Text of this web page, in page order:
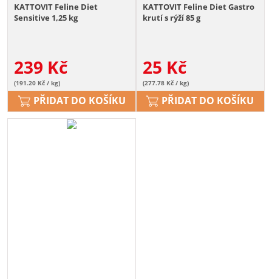
KATTOVIT Feline Diet
Sensitive 1,25 kg
239 Kč
(191.20 Kč / kg)
PŘIDAT DO KOŠÍKU
KATTOVIT Feline Diet Gastro
krutí s rýží 85 g
25 Kč
(277.78 Kč / kg)
PŘIDAT DO KOŠÍKU